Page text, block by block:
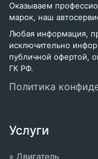
Оказываем
марок, наш
Любая информация,
исключительно
публичной офертой,
ГК РФ.
Политика
Услуги
» Двигатель